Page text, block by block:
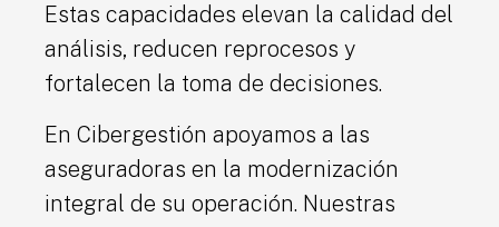
Estas capacidades elevan la calidad del
análisis, reducen reprocesos y
fortalecen la toma de decisiones.
En Cibergestión apoyamos a las
aseguradoras en la modernización
integral de su operación. Nuestras